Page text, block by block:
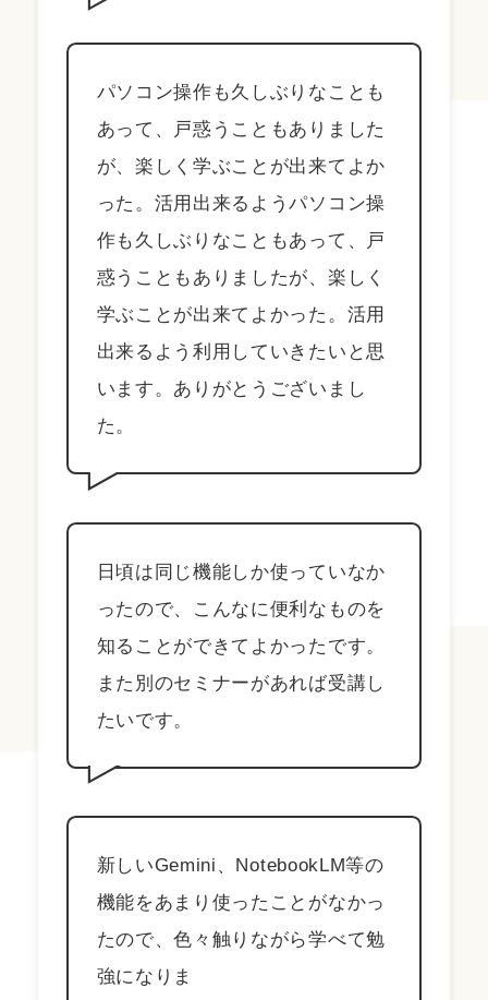
パソコン操作も久しぶりなことも
あって、戸惑うこともありました
が、楽しく学ぶことが出来てよか
った。活用出来るようパソコン操
作も久しぶりなこともあって、戸
惑うこともありましたが、楽しく
学ぶことが出来てよかった。活用
出来るよう利用していきたいと思
います。ありがとうございまし
た。
日頃は同じ機能しか使っていなか
ったので、こんなに便利なものを
知ることができてよかったです。
また別のセミナーがあれば受講し
たいです。
新しいGemini、NotebookLM等の
機能をあまり使ったことがなかっ
たので、色々触りながら学べて勉
強になりま